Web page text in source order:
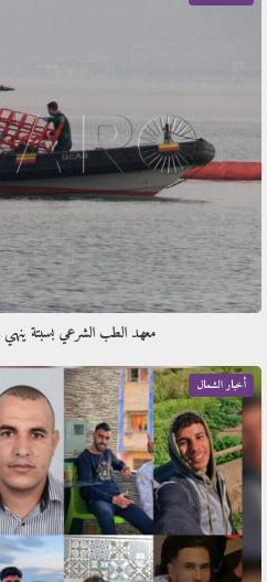
معهد الطب الشرعي بسبتة ينهي
أخبار الشمال